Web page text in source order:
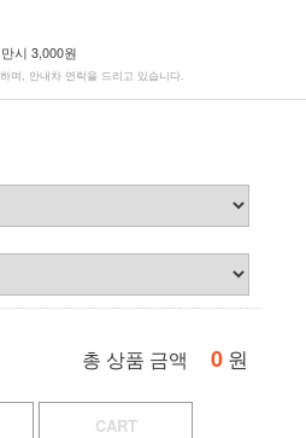
시 3,000원
며, 안내차 연락을 드리고 있습니다.
총 상품 금액 0 원
CART